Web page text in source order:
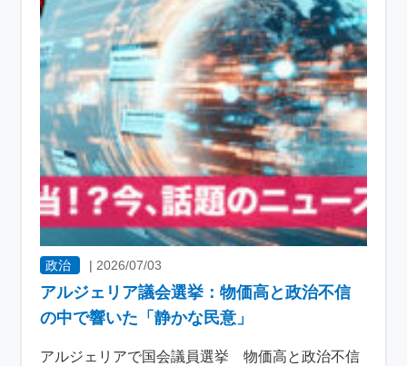
政治 |2026/07/03
アルジェリア議会選挙：物価高と政治不信
の中で響いた「静かな民意」
アルジェリアで国会議員選挙 物価高と政治不信